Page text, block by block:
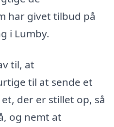
har givet tilbud på
i Lumby.
til, at
til at sende et
der er stillet op, så
og nemt at